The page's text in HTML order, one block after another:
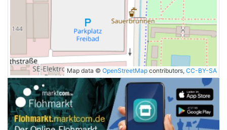
Map data © OpenStreetMap contributors, CC-BY-SA